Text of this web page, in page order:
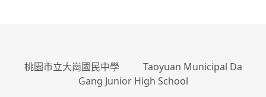
桃園市立大崗國民中學 Taoyuan Municipal Da
Gang Junior High School